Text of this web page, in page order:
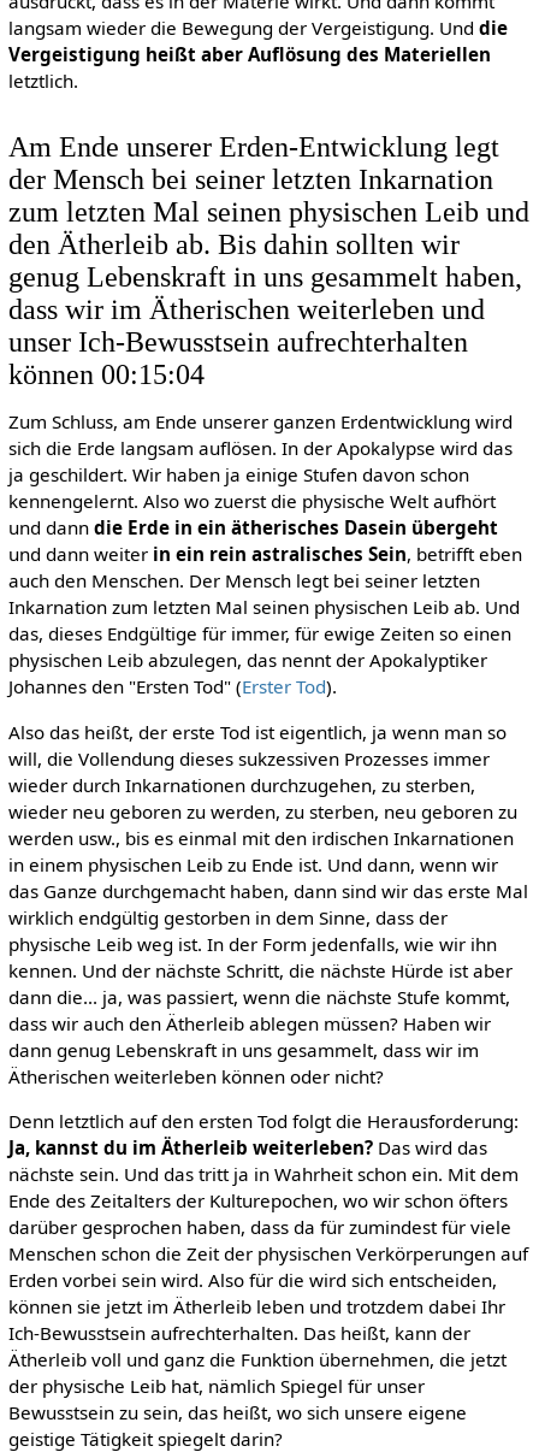
langsam wieder die Bewegung der Vergeistigung. Und die
Vergeistigung heißt aber Auflösung des Materiellen
letztlich.
Am Ende unserer Erden-Entwicklung legt
der Mensch bei seiner letzten Inkarnation
zum letzten Mal seinen physischen Leib und
den Ätherleib ab. Bis dahin sollten wir
genug Lebenskraft in uns gesammelt haben,
dass wir im Ätherischen weiterleben und
unser Ich-Bewusstsein aufrechterhalten
können 00:15:04
Zum Schluss, am Ende unserer ganzen Erdentwicklung wird
sich die Erde langsam auflösen. In der Apokalypse wird das
ja geschildert. Wir haben ja einige Stufen davon schon
kennengelernt. Also wo zuerst die physische Welt aufhört
und dann die Erde in ein ätherisches Dasein übergeht
und dann weiter in ein rein astralisches Sein, betrifft eben
auch den Menschen. Der Mensch legt bei seiner letzten
Inkarnation zum letzten Mal seinen physischen Leib ab. Und
das, dieses Endgültige für immer, für ewige Zeiten so einen
physischen Leib abzulegen, das nennt der Apokalyptiker
Johannes den "Ersten Tod" (Erster Tod).
Also das heißt, der erste Tod ist eigentlich, ja wenn man so
will, die Vollendung dieses sukzessiven Prozesses immer
wieder durch Inkarnationen durchzugehen, zu sterben,
wieder neu geboren zu werden, zu sterben, neu geboren zu
werden usw., bis es einmal mit den irdischen Inkarnationen
in einem physischen Leib zu Ende ist. Und dann, wenn wir
das Ganze durchgemacht haben, dann sind wir das erste Mal
wirklich endgültig gestorben in dem Sinne, dass der
physische Leib weg ist. In der Form jedenfalls, wie wir ihn
kennen. Und der nächste Schritt, die nächste Hürde ist aber
dann die... ja, was passiert, wenn die nächste Stufe kommt,
dass wir auch den Ätherleib ablegen müssen? Haben wir
dann genug Lebenskraft in uns gesammelt, dass wir im
Ätherischen weiterleben können oder nicht?
Denn letztlich auf den ersten Tod folgt die Herausforderung:
Ja, kannst du im Ätherleib weiterleben?Das wird das
nächste sein. Und das tritt ja in Wahrheit schon ein. Mit dem
Ende des Zeitalters der Kulturepochen, wo wir schon öfters
darüber gesprochen haben, dass da für zumindest für viele
Menschen schon die Zeit der physischen Verkörperungen auf
Erden vorbei sein wird. Also für die wird sich entscheiden,
können sie jetzt im Ätherleib leben und trotzdem dabei Ihr
Ich-Bewusstsein aufrechterhalten. Das heißt, kann der
Ätherleib voll und ganz die Funktion übernehmen, die jetzt
der physische Leib hat, nämlich Spiegel für unser
Bewusstsein zu sein, das heißt, wo sich unsere eigene
geistige Tätigkeit spiegelt darin?